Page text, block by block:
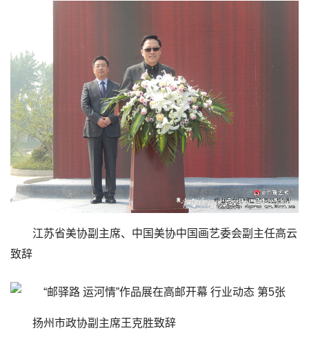
江苏省美协副主席、中国美协中国画艺委会副主任高云
致辞
扬州市政协副主席王克胜致辞